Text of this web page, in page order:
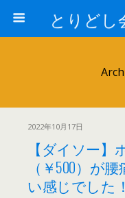
2022年10月17日
【ダイソー
（￥500）が
い感じでした！